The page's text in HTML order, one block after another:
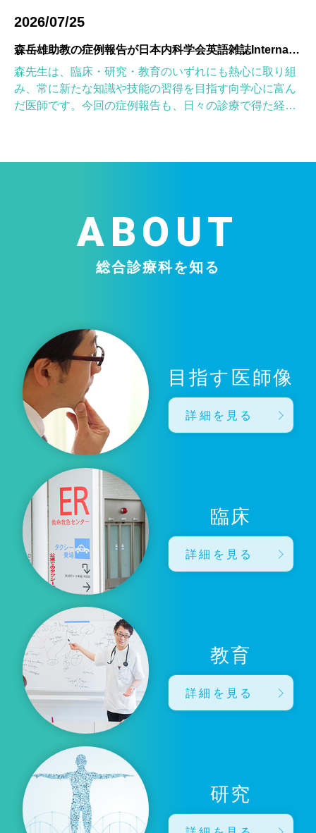
2026/07/25
森岳雄助教の症例報告が日本内科学会英語雑誌Internal Medicineに掲載されました
森先生は、臨床・研究・教育のいずれにも熱心に取り組
み、常に新たな知識や技能の習得を目指す向学心に富ん
だ医師です。今回の症例報告も、日々の診療で得た経験
ABOUT
総合診療科を知る
目指す医師像
詳細を見る
臨床
詳細を見る
教育
詳細を見る
研究